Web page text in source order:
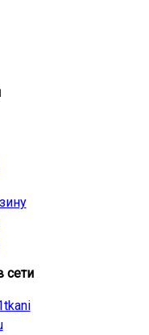
сети